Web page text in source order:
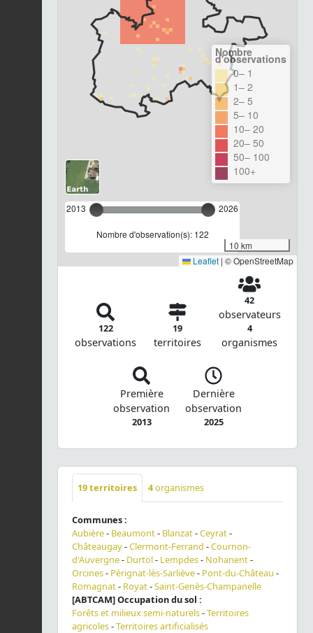
2013 2026
Nombre d'observation(s): 122
Nombre
d'observations
0– 1
1– 2
2– 5
5– 10
10– 20
20– 50
50– 100
100+
10 km
Leaflet | © OpenStreetMap
122
observations
19
territoires
42
observateurs
4
organismes
Première
observation
2013
Dernière
observation
2025
19territoires 4organismes
Communes :
Aubière- Beaumont- Blanzat-Ceyrat-
Châteaugay-Clermont-Ferrand -Cournon-
d'Auvergne- Durtol- Lempdes- Nohanent-
Orcines- Pérignat-lès-Sarliève- Pont-du-Château -
Romagnat- Royat-Saint-Genès-Champanelle
[ABTCAM] Occupation du sol :
Forêts et milieux semi-naturels-Territoires
agricoles-Territoires artificialisés